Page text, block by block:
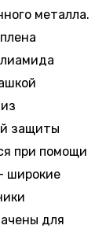
металла.
защиты
при помощи
широкие
для